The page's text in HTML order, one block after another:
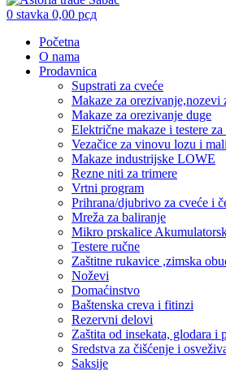
0 stavka 0,00 рсд
Početna
O nama
Prodavnica
Supstrati za cveće
Makaze za orezivanje,nozevi
Makaze za orezivanje duge
Električne makaze i testere za
Vezačice za vinovu lozu i
Makaze industrijske LOWE
Rezne niti za trimere
Vrtni program
Prihrana/djubrivo za cveće i
Mreža za baliranje
Mikro prskalice
Testere ručne
Zaštitne rukavice ,zimska
Noževi
Domaćinstvo
Baštenska creva i fitinzi
Rezervni delovi
Zaštita od insekata, glodara i
Sredstva za čišćenje i
Saksije